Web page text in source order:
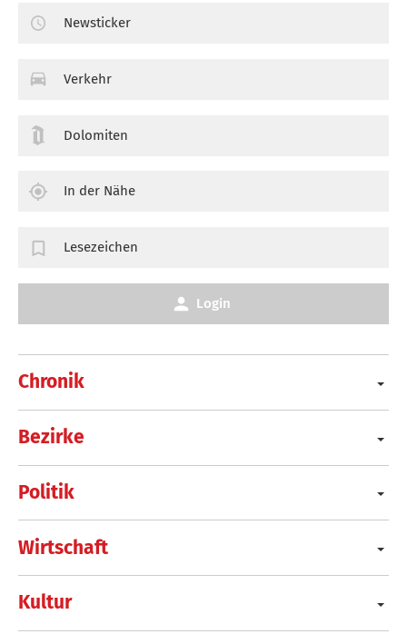
Chronik
Bezirke
Politik
Wirtschaft
Kultur
Newsticker
Verkehr
Dolomiten
In der Nähe
Lesezeichen
Login